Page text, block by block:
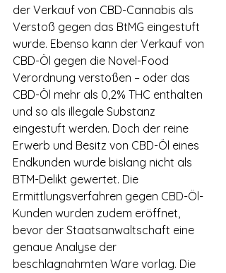
der Verkauf von CBD-Cannabis als
Verstoß gegen das BtMG eingestuft
wurde. Ebenso kann der Verkauf von
CBD-Öl gegen die Novel-Food
Verordnung verstoßen – oder das
CBD-Öl mehr als 0,2% THC enthalten
und so als illegale Substanz
eingestuft werden. Doch der reine
Erwerb und Besitz von CBD-Öl eines
Endkunden wurde bislang nicht als
BTM-Delikt gewertet. Die
Ermittlungsverfahren gegen CBD-Öl-
Kunden wurden zudem eröffnet,
bevor der Staatsanwaltschaft eine
genaue Analyse der
beschlagnahmten Ware vorlag. Die